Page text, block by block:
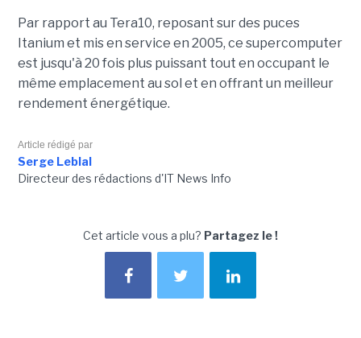
Par rapport au Tera10, reposant sur des puces
Itanium et mis en service en 2005, ce supercomputer
est jusqu'à 20 fois plus puissant tout en occupant le
même emplacement au sol et en offrant un meilleur
rendement énergétique.
Article rédigé par
Serge Leblal
Directeur des rédactions d'IT News Info
Cet article vous a plu? Partagez le !